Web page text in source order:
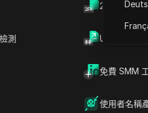
2FA验证码生
測 UUID 產生器
免費 SMM
使用者名稱
接和廣泛的全球覆蓋範圍而聞
用者介面和強大的安全功能，確